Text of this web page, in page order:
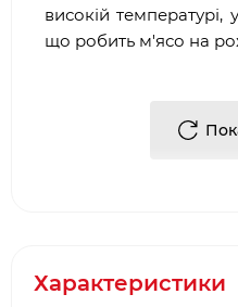
високій температурі,
що робить м'ясо на
окремо за
розташований в
контролювати
Характеристики